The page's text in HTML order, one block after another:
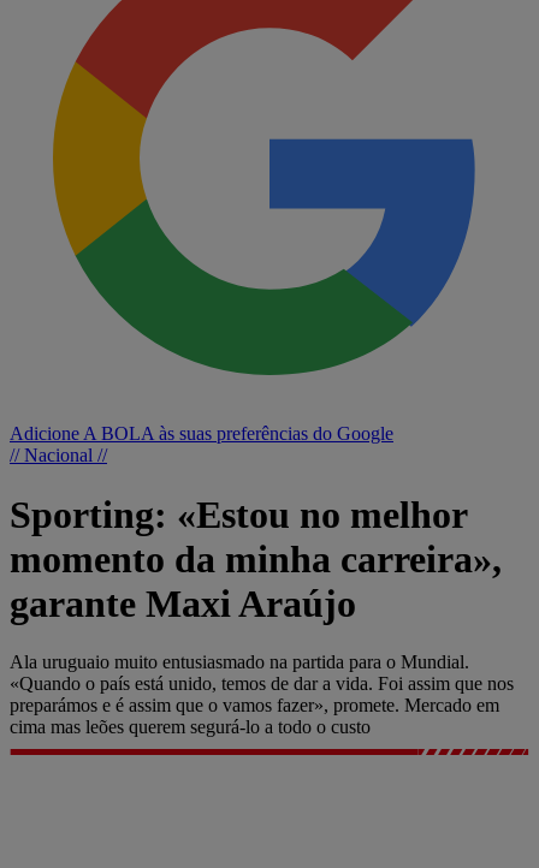
Adicione A BOLA às suas preferências do Google
// Nacional //
Sporting: «Estou no melhor
momento da minha carreira»,
garante Maxi Araújo
Ala uruguaio muito entusiasmado na partida para o Mundial.
«Quando o país está unido, temos de dar a vida. Foi assim que nos
preparámos e é assim que o vamos fazer», promete. Mercado em
cima mas leões querem segurá-lo a todo o custo